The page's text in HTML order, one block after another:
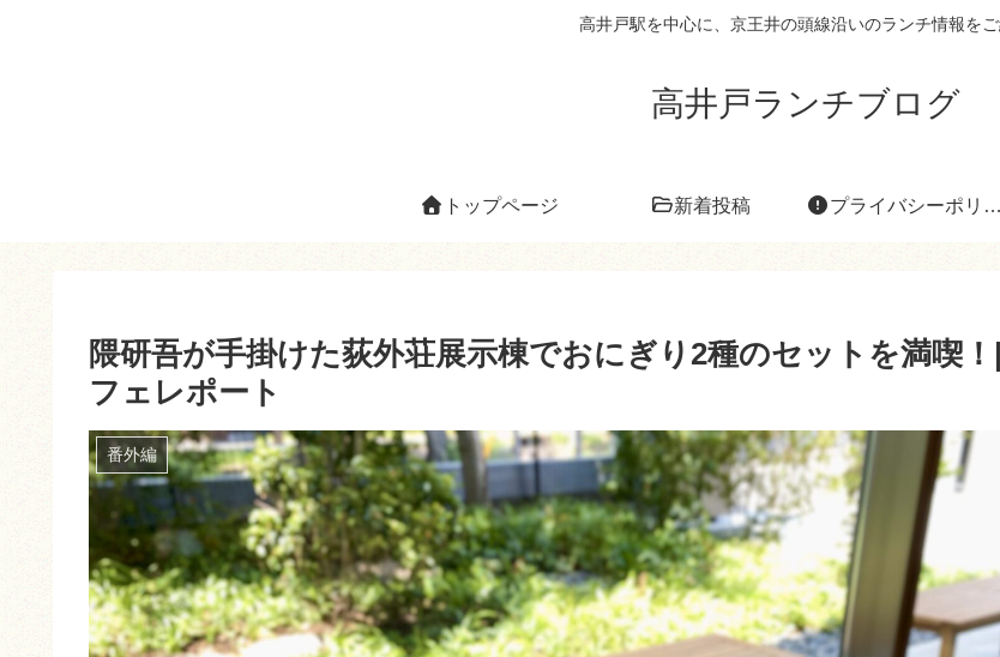
高井戸駅を中心に、京王井の頭線沿いのランチ情報を
高井戸ランチブログ
トップページ 新着投稿 プライバシーポリシー
隈研吾が手掛けた荻外荘展示棟でおにぎり2種のセットを満喫！
フェレポート
番外編